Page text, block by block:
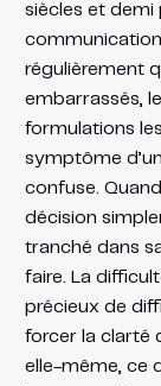
siècles et demi
régulièrement
embarrassés,
formulations
symptôme
confuse.
décision
tranché dans
faire. La
précieux de
forcer la clarté
elle-même, ce